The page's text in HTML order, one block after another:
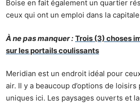
Boise en fait également un quartier
ceux qui ont un emploi dans la capitale
À ne pas manquer : Trois (3) choses
sur les portails coulissants
Meridian est un endroit idéal pour
air. Il y a beaucoup d’options de loisirs
uniques ici. Les paysages ouverts et